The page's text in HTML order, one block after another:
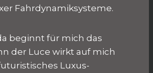
Fahrdynamiksysteme.
beginnt für mich das
der Luce wirkt auf mich
Luxus-